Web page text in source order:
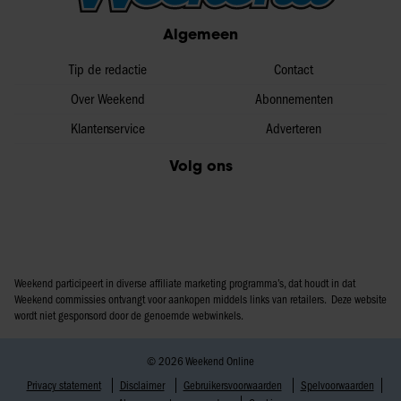
partners kunnen deze gegevens combineren met andere
informatie die u aan ze heeft verstrekt of die ze hebben
gaat akkoord met onze cookies als u onze website blijft
gebruiken.
Algemeen
Tip de redactie
Over Weekend
Klantenservice
Contact
Abonnementen
Adverteren
Volg ons
Weekend participeert in diverse affiliate marketing programma’s, dat houdt in dat
Weekend commissies ontvangt voor aankopen middels links van retailers. Deze website
wordt niet gesponsord door de genoemde webwinkels.
© 2026 Weekend Online
Privacy statement
Disclaimer Gebruikersvoorwaarden
Spelvoorwaarden